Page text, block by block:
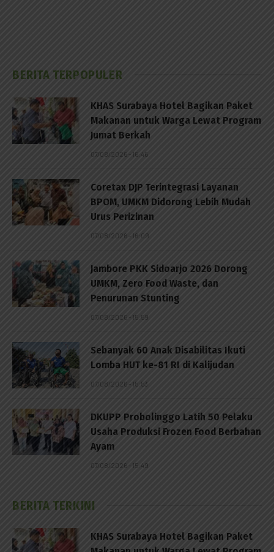
BERITA TERPOPULER
KHAS Surabaya Hotel Bagikan Paket
Makanan untuk Warga Lewat Program
Jumat Berkah
07/08/2026 - 16:46
Coretax DJP Terintegrasi Layanan
BPOM, UMKM Didorong Lebih Mudah
Urus Perizinan
07/08/2026 - 16:09
Jambore PKK Sidoarjo 2026 Dorong
UMKM, Zero Food Waste, dan
Penurunan Stunting
07/08/2026 - 15:59
Sebanyak 60 Anak Disabilitas Ikuti
Lomba HUT ke-81 RI di Kalijudan
07/08/2026 - 15:53
DKUPP Probolinggo Latih 50 Pelaku
Usaha Produksi Frozen Food Berbahan
Ayam
07/08/2026 - 15:49
BERITA TERKINI
KHAS Surabaya Hotel Bagikan Paket